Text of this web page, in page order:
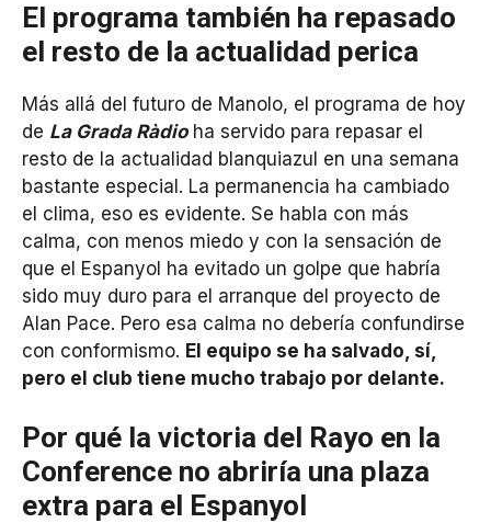
El programa también ha repasado
el resto de la actualidad perica
Más allá del futuro de Manolo, el programa de hoy
de La Grada Ràdioha servido para repasar el
resto de la actualidad blanquiazul en una semana
bastante especial. La permanencia ha cambiado
el clima, eso es evidente. Se habla con más
calma, con menos miedo y con la sensación de
que el Espanyol ha evitado un golpe que habría
sido muy duro para el arranque del proyecto de
Alan Pace. Pero esa calma no debería confundirse
con conformismo. El equipo se ha salvado, sí,
pero el club tiene mucho trabajo por delante.
Por qué la victoria del Rayo en la
Conference no abriría una plaza
extra para el Espanyol